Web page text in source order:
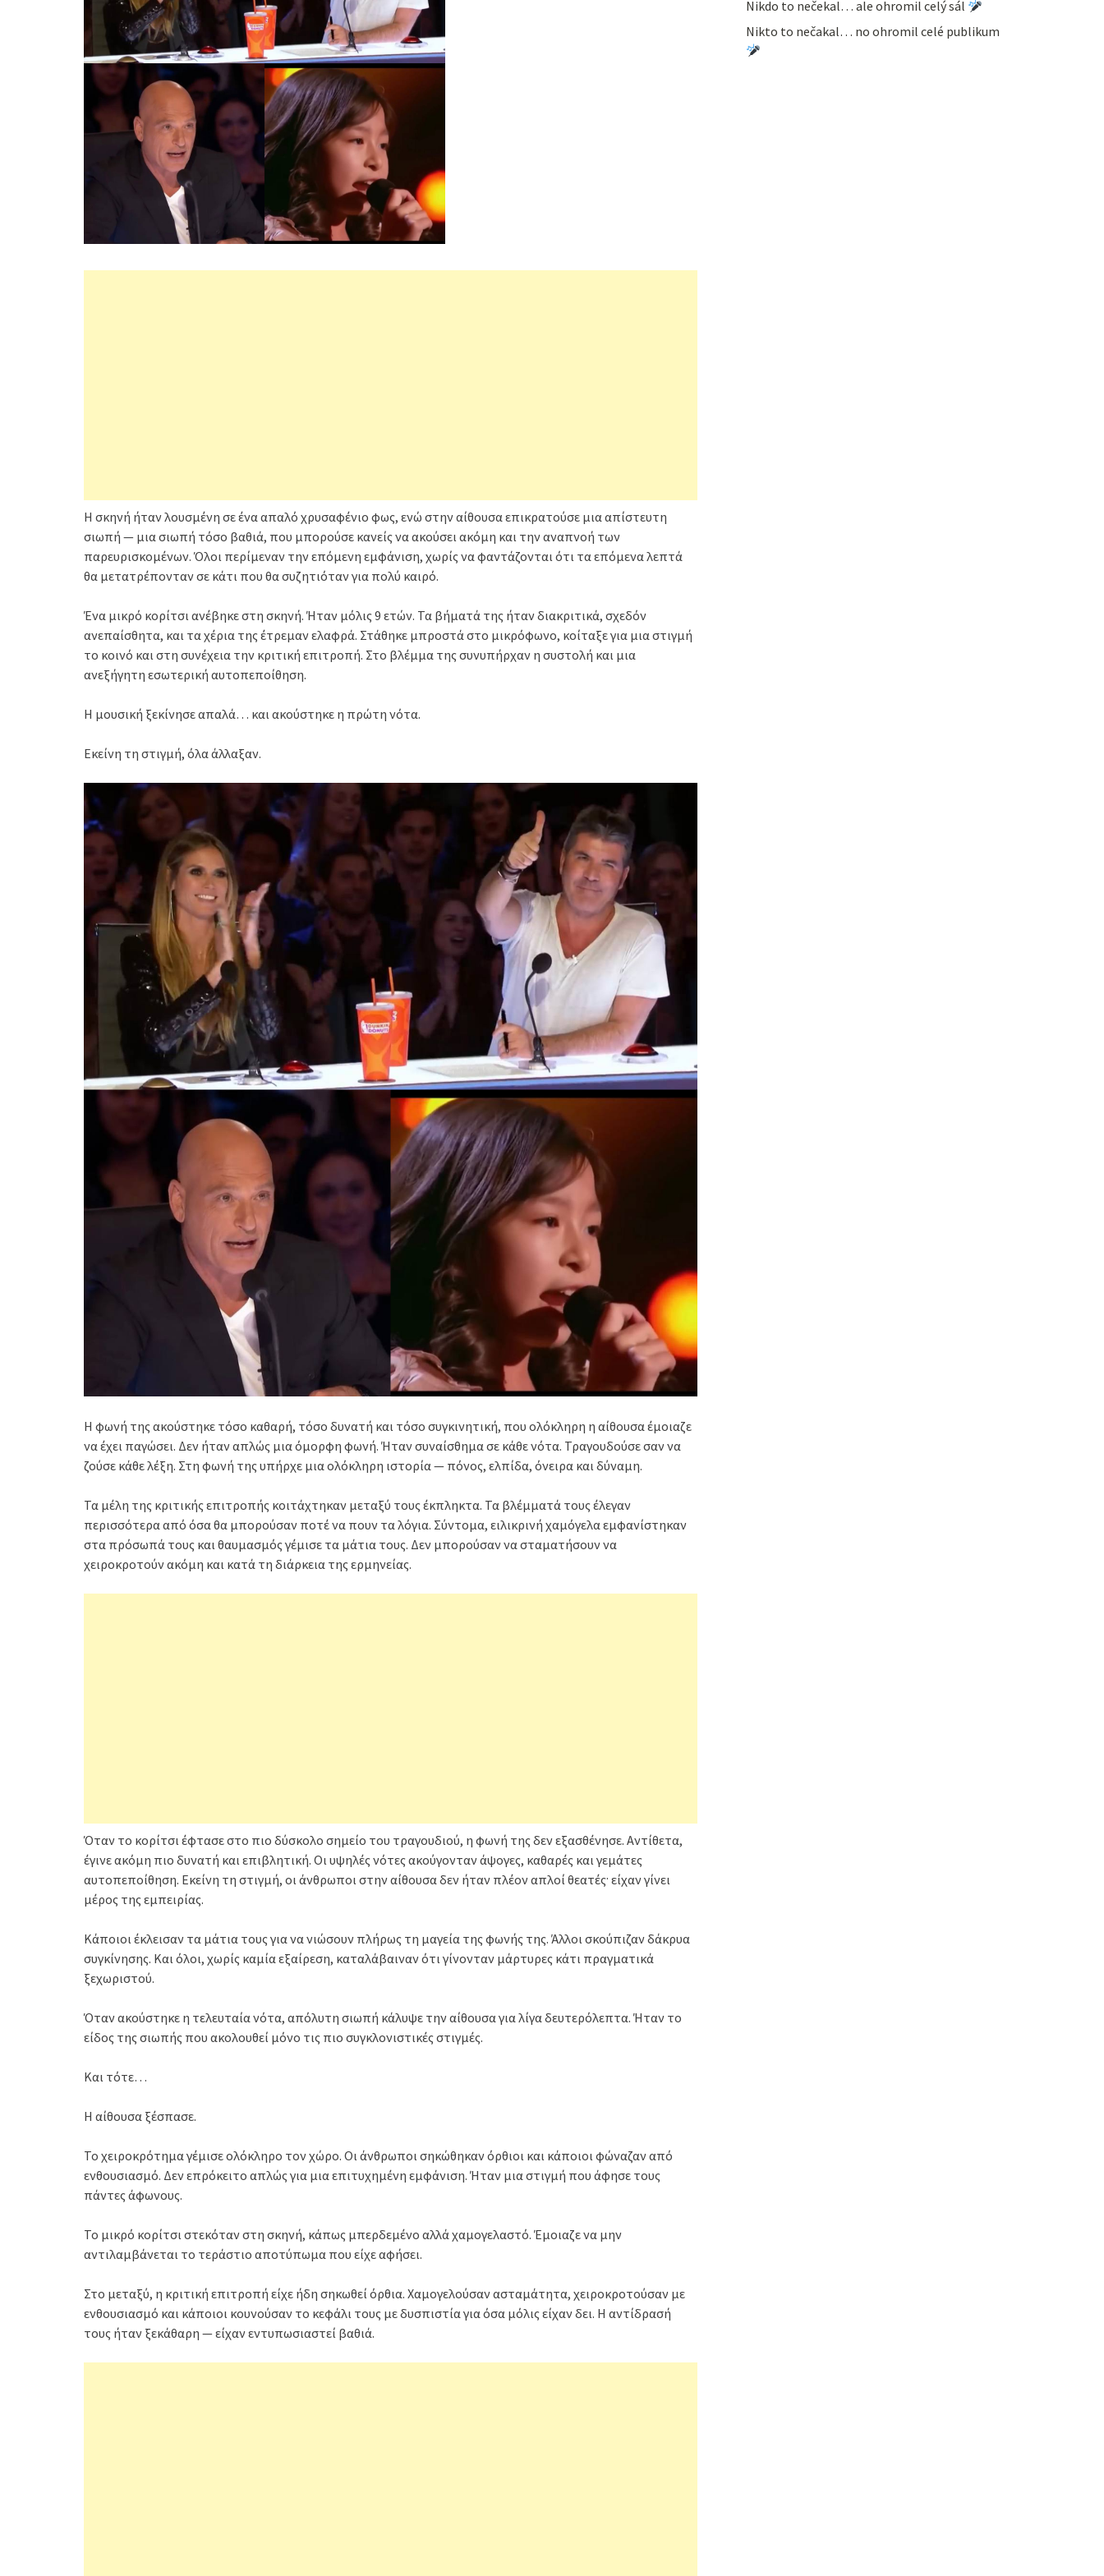
Η σκηνή ήταν λουσμένη σε ένα απαλό χρυσαφένιο φως, ενώ στην αίθουσα επικρατούσε μια απίστευτη
σιωπή — μια σιωπή τόσο βαθιά, που μπορούσε κανείς να ακούσει ακόμη και την αναπνοή των
παρευρισκομένων. Όλοι περίμεναν την επόμενη εμφάνιση, χωρίς να φαντάζονται ότι τα επόμενα λεπτά
θα μετατρέπονταν σε κάτι που θα συζητιόταν για πολύ καιρό.
Ένα μικρό κορίτσι ανέβηκε στη σκηνή. Ήταν μόλις 9 ετών. Τα βήματά της ήταν διακριτικά, σχεδόν
ανεπαίσθητα, και τα χέρια της έτρεμαν ελαφρά. Στάθηκε μπροστά στο μικρόφωνο, κοίταξε για μια στιγμή
το κοινό και στη συνέχεια την κριτική επιτροπή. Στο βλέμμα της συνυπήρχαν η συστολή και μια
ανεξήγητη εσωτερική αυτοπεποίθηση.
Η μουσική ξεκίνησε απαλά… και ακούστηκε η πρώτη νότα.
Εκείνη τη στιγμή, όλα άλλαξαν.
Η φωνή της ακούστηκε τόσο καθαρή, τόσο δυνατή και τόσο συγκινητική, που ολόκληρη η αίθουσα έμοιαζε
να έχει παγώσει. Δεν ήταν απλώς μια όμορφη φωνή. Ήταν συναίσθημα σε κάθε νότα. Τραγουδούσε σαν να
ζούσε κάθε λέξη. Στη φωνή της υπήρχε μια ολόκληρη ιστορία — πόνος, ελπίδα, όνειρα και δύναμη.
Τα μέλη της κριτικής επιτροπής κοιτάχτηκαν μεταξύ τους έκπληκτα. Τα βλέμματά τους έλεγαν
περισσότερα από όσα θα μπορούσαν ποτέ να πουν τα λόγια. Σύντομα, ειλικρινή χαμόγελα εμφανίστηκαν
στα πρόσωπά τους και θαυμασμός γέμισε τα μάτια τους. Δεν μπορούσαν να σταματήσουν να
χειροκροτούν ακόμη και κατά τη διάρκεια της ερμηνείας.
Όταν το κορίτσι έφτασε στο πιο δύσκολο σημείο του τραγουδιού, η φωνή της δεν εξασθένησε. Αντίθετα,
έγινε ακόμη πιο δυνατή και επιβλητική. Οι υψηλές νότες ακούγονταν άψογες, καθαρές και γεμάτες
αυτοπεποίθηση. Εκείνη τη στιγμή, οι άνθρωποι στην αίθουσα δεν ήταν πλέον απλοί θεατές· είχαν γίνει
μέρος της εμπειρίας.
Κάποιοι έκλεισαν τα μάτια τους για να νιώσουν πλήρως τη μαγεία της φωνής της. Άλλοι σκούπιζαν δάκρυα
συγκίνησης. Και όλοι, χωρίς καμία εξαίρεση, καταλάβαιναν ότι γίνονταν μάρτυρες κάτι πραγματικά
ξεχωριστού.
Όταν ακούστηκε η τελευταία νότα, απόλυτη σιωπή κάλυψε την αίθουσα για λίγα δευτερόλεπτα. Ήταν το
είδος της σιωπής που ακολουθεί μόνο τις πιο συγκλονιστικές στιγμές.
Και τότε…
Η αίθουσα ξέσπασε.
Το χειροκρότημα γέμισε ολόκληρο τον χώρο. Οι άνθρωποι σηκώθηκαν όρθιοι και κάποιοι φώναζαν από
ενθουσιασμό. Δεν επρόκειτο απλώς για μια επιτυχημένη εμφάνιση. Ήταν μια στιγμή που άφησε τους
πάντες άφωνους.
Το μικρό κορίτσι στεκόταν στη σκηνή, κάπως μπερδεμένο αλλά χαμογελαστό. Έμοιαζε να μην
αντιλαμβάνεται το τεράστιο αποτύπωμα που είχε αφήσει.
Στο μεταξύ, η κριτική επιτροπή είχε ήδη σηκωθεί όρθια. Χαμογελούσαν ασταμάτητα, χειροκροτούσαν με
ενθουσιασμό και κάποιοι κουνούσαν το κεφάλι τους με δυσπιστία για όσα μόλις είχαν δει. Η αντίδρασή
τους ήταν ξεκάθαρη — είχαν εντυπωσιαστεί βαθιά.
Nikdo to nečekal… ale ohromil celý sál
Nikto to nečakal… no ohromil celé publikum